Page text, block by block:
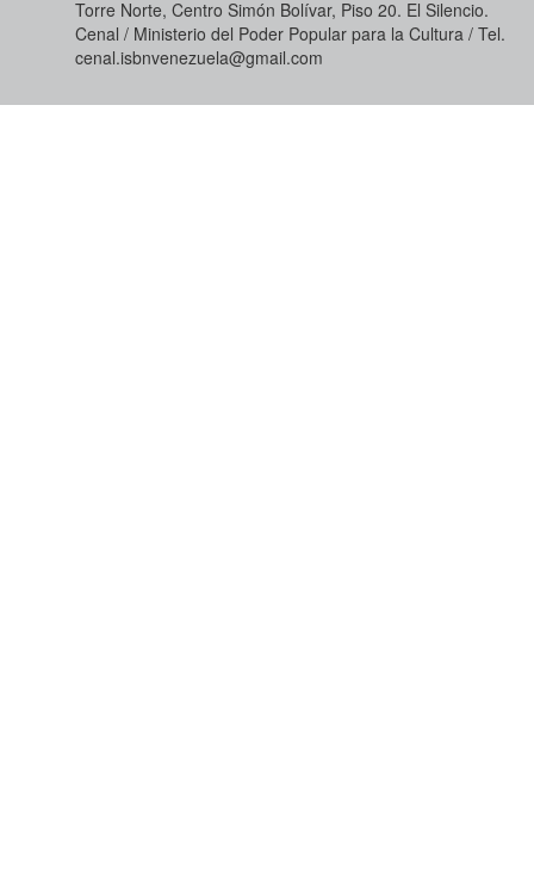
Torre Norte, Centro Simón Bolívar, Piso 20. El Silencio.
Cenal / Ministerio del Poder Popular para la Cultura / Tel.
cenal.isbnvenezuela@gmail.com